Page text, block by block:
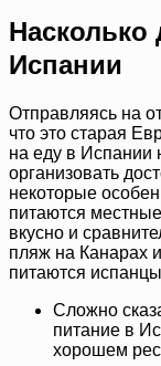
Насколько
Испании
Отправляясь на
что это старая
на еду в Испании
организовать
некоторые
питаются
вкусно и
пляж на Канарах
питаются
Сложно
питание в
хорошем